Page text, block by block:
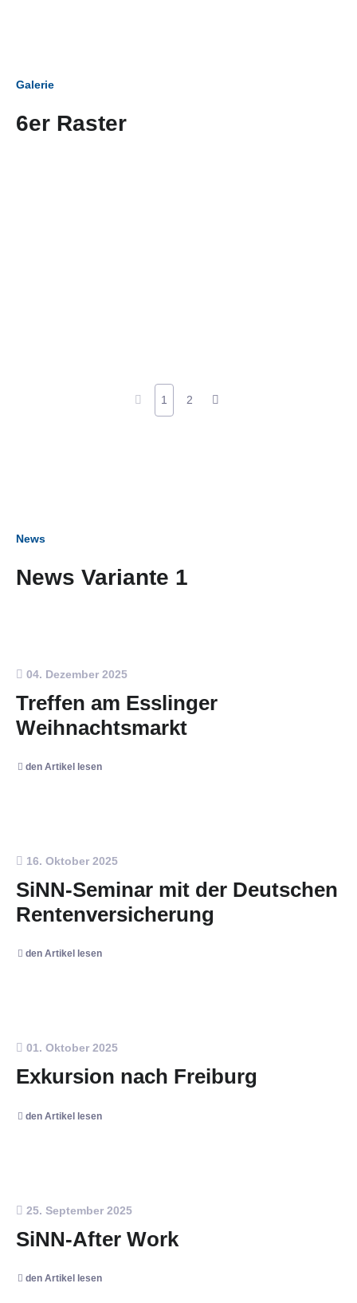
Galerie
6er Raster
1 2
News
News Variante 1
04. Dezember 2025
Treffen am Esslinger
Weihnachtsmarkt
den Artikel lesen
16. Oktober 2025
SiNN-Seminar mit der Deutschen
Rentenversicherung
den Artikel lesen
01. Oktober 2025
Exkursion nach Freiburg
den Artikel lesen
25. September 2025
SiNN-After Work
den Artikel lesen